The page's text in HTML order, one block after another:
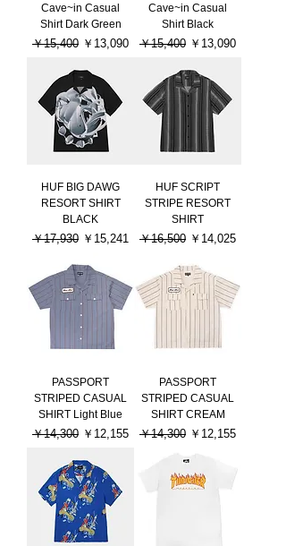
Cave~in Casual
Shirt Dark Green
通常価格
￥15,400 セール価格
￥13,090
Cave~in Casual
Shirt Black
通常価格
￥15,400 セール価格
￥13,090
HUF BIG DAWG
RESORT SHIRT
BLACK
通常価格
￥17,930 セール価格
￥15,241
HUF SCRIPT
STRIPE RESORT
SHIRT
通常価格
￥16,500 セール価格
￥14,025
PASSPORT
STRIPED CASUAL
SHIRT Light Blue
通常価格
￥14,300 セール価格
￥12,155
PASSPORT
STRIPED CASUAL
SHIRT CREAM
通常価格
￥14,300 セール価格
￥12,155